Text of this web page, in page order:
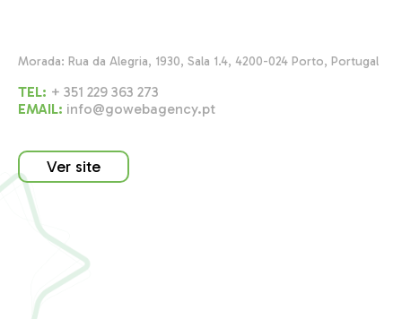
​Morada: Rua da Alegria, 1930, Sala 1.4, 4200-024 Porto, Portugal
TEL: + 351 229 363 273
EMAIL: info@gowebagency.pt
Ver site